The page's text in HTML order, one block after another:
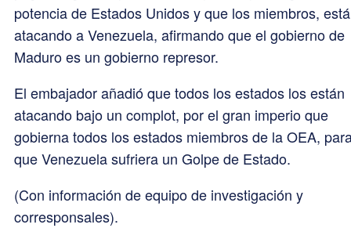
potencia de Estados Unidos y que los miembros,
atacando a Venezuela, afirmando que el gobierno de
Maduro es un gobierno represor.
El embajador añadió que todos los estados los están
atacando bajo un complot, por el gran imperio que
gobierna todos los estados miembros de la OEA,
que Venezuela sufriera un Golpe de Estado.
(Con información de equipo de investigación y
corresponsales).